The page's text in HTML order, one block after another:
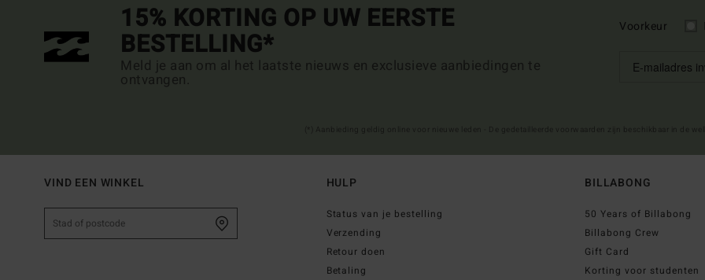
15% KORTING OP UW EERSTE
BESTELLING*
Meld je aan om al het laatste nieuws en exclusieve aanbiedingen te
ontvangen.
Voorkeur
VIND EEN WINKEL HULP
Status van je bestelling
Verzending
Retour doen
Betaling
BILLABONG
50 Years of Billabong
Billabong Crew
Gift Card
Korting voor studenten